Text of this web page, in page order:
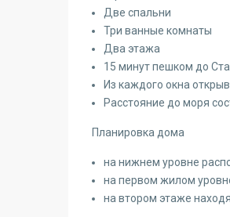
Две спальни
Три ванные комнаты
Два этажа
15 минут пешком до
Из каждого окна
Расстояние до моря
Планировка дома
на нижнем уровне
на первом жилом
на втором этаже